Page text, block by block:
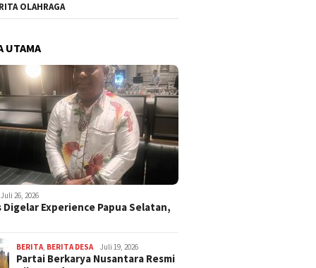
OLAHRAGA
UTAMA
Juli 26, 2026
Digelar Experience Papua Selatan,
BERITA, BERITA DESA Juli 19, 2026
Partai Berkarya Nusantara Resmi